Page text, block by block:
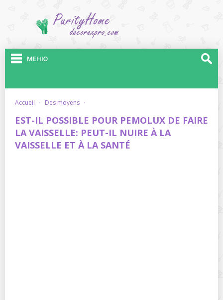
МЕНЮ
accueil · des moyens ·
EST-IL POSSIBLE POUR PEMOLUX DE FAIRE
LA VAISSELLE: PEUT-IL NUIRE À LA
VAISSELLE ET À LA SANTÉ